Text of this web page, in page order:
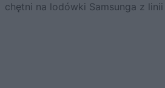
chętni na lodówki Samsunga z